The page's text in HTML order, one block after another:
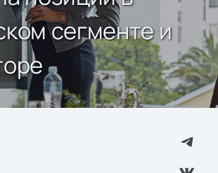
сегменте и